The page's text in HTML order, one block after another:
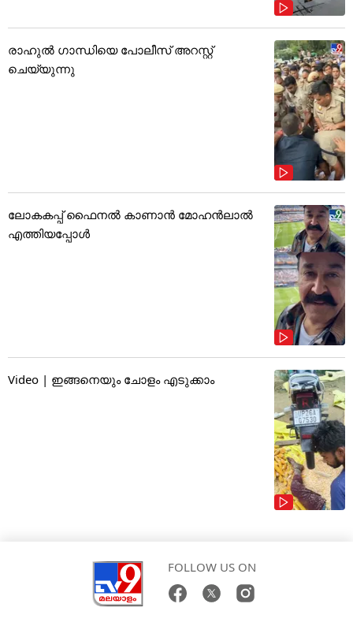
രാഹുൽ ഗാന്ധിയെ പോലീസ് അറസ്റ്റ്
ചെയ്യുന്നു
ലോകകപ്പ് ഫൈനൽ കാണാൻ മോഹൻലാൽ
എത്തിയപ്പോൾ
Video | ഇങ്ങനെയും ചോളം എടുക്കാം
FOLLOW US ON